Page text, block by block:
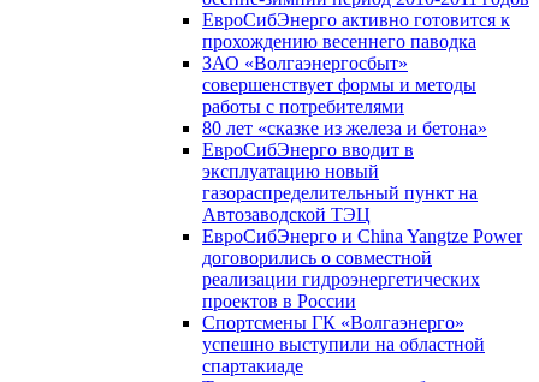
ЕвроСибЭнерго активно готовится к
прохождению весеннего паводка
ЗАО «Волгаэнергосбыт»
совершенствует формы и методы
работы с потребителями
80 лет «сказке из железа и бетона»
ЕвроСибЭнерго вводит в
эксплуатацию новый
газораспределительный пункт на
Автозаводской ТЭЦ
ЕвроСибЭнерго и China Yangtze Power
договорились о совместной
реализации гидроэнергетических
проектов в России
Спортсмены ГК «Волгаэнерго»
успешно выступили на областной
спартакиаде